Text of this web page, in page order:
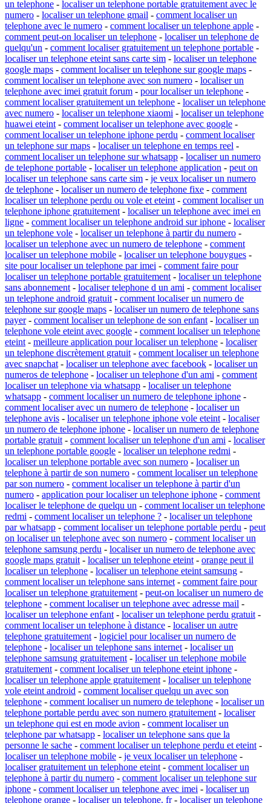
un telephone - localiser un telephone portable gratuitement avec le
numero - localiser un telephone gmail - comment localiser un
telephone avec le numero - comment localiser un telephone apple -
comment peut-on localiser un telephone - localiser un telephone de
quelqu'un - comment localiser gratuitement un telephone portable -
localiser un telephone eteint sans carte sim - localiser un telephone
google maps - comment localiser un telephone sur google maps -
comment localiser un telephone avec son numero - localiser un
telephone avec imei gratuit forum - pour localiser un telephone -
comment localiser gratuitement un telephone - localiser un telephone
avec numero - localiser un telephone xiaomi - localiser un telephone
huawei eteint - comment localiser un telephone avec google -
comment localiser un telephone iphone perdu - comment localiser
un telephone sur maps - localiser un telephone en temps reel -
comment localiser un telephone sur whatsapp - localiser un numero
de telephone portable - localiser un telephone application - peut on
localiser un telephone sans carte sim - je veux localiser un numero
de telephone - localiser un numero de telephone fixe - comment
localiser un telephone perdu ou vole et eteint - comment localiser un
telephone iphone gratuitement - localiser un telephone avec imei en
ligne - comment localiser un telephone android sur iphone - localiser
un telephone vole - localiser un telephone à partir du numero -
localiser un telephone avec un numero de telephone - comment
localiser un telephone mobile - localiser un telephone bouygues -
site pour localiser un telephone par imei - comment faire pour
localiser un telephone portable gratuitement - localiser un telephone
sans abonnement - localiser telephone d un ami - comment localiser
un telephone android gratuit - comment localiser un numero de
telephone sur google maps - localiser un numero de telephone sans
payer- comment localiser un telephone de son enfant - localiser un
telephone vole eteint avec google - comment localiser un telephone
eteint - meilleure application pour localiser un telephone - localiser
un telephone discrètement gratuit - comment localiser un telephone
avec snapchat - localiser un telephone avec facebook - localiser un
numeros de telephone - localiser un telephone d'un ami - comment
localiser un telephone via whatsapp - localiser un telephone
whatsapp - comment localiser un numero de telephone iphone -
comment localiser avec un numero de telephone - localiser un
telephone avis - localiser un telephone iphone vole eteint - localiser
un numero de telephone iphone - localiser un numero de telephone
portable gratuit - comment localiser un telephone d'un ami - localiser
un telephone portable google - localiser un telephone redmi -
localiser un telephone portable avec son numero - localiser un
telephone à partir de son numero - comment localiser un telephone
par son numero - comment localiser un telephone à partir d'un
numero - application pour localiser un telephone iphone - comment
localiser le telephone de quelqu un - comment localiser un telephone
redmi - comment localiser un telephone ? - localiser un telephone
par whatsapp - comment localiser un telephone portable perdu - peut
on localiser un telephone avec son numero - comment localiser un
telephone samsung perdu - localiser un numero de telephone avec
google maps gratuit - localiser un telephone eteint - orange peut il
localiser un telephone - localiser un telephone eteint samsung -
comment localiser un telephone sans internet - comment faire pour
localiser un telephone gratuitement - peut-on localiser un numero de
telephone - comment localiser un telephone avec adresse mail -
localiser un telephone enfant - localiser un telephone perdu gratuit -
comment localiser un telephone à distance - localiser un autre
telephone gratuitement - logiciel pour localiser un numero de
telephone - localiser un telephone sans internet - localiser un
telephone samsung gratuitement - localiser un telephone mobile
gratuitement - comment localiser un telephone eteint iphone -
localiser un telephone apple gratuitement - localiser un telephone
vole eteint android - comment localiser quelqu un avec son
telephone - comment localiser un numero de telephone - localiser un
telephone portable perdu avec son numero gratuitement - localiser
un telephone qui est en mode avion - comment localiser un
telephone par whatsapp - localiser un telephone sans que la
personne le sache - comment localiser un telephone perdu et eteint -
localiser un telephone mobile - je veux localiser un telephone -
localiser gratuitement un telephone eteint - comment localiser un
telephone à partir du numero - comment localiser un telephone sur
iphone - comment localiser un telephone avec imei - localiser un
telephone orange - localiser un telephone. fr- localiser un telephone